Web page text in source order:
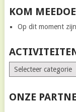
KOM
Op dit moment
ONZE